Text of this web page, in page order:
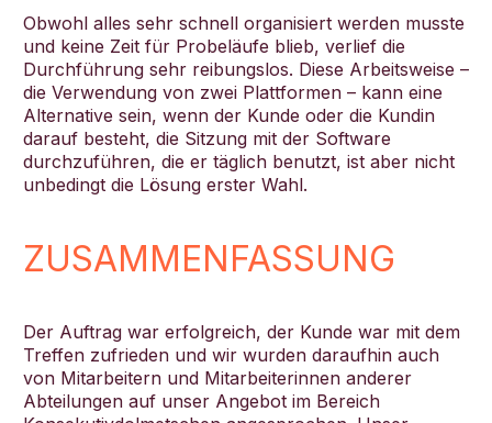
Obwohl alles sehr schnell organisiert werden musste
und keine Zeit für Probeläufe blieb, verlief die
Durchführung sehr reibungslos. Diese Arbeitsweise –
die Verwendung von zwei Plattformen – kann eine
Alternative sein, wenn der Kunde oder die Kundin
darauf besteht, die Sitzung mit der Software
durchzuführen, die er täglich benutzt, ist aber nicht
unbedingt die Lösung erster Wahl.
ZUSAMMENFASSUNG
Der Auftrag war erfolgreich, der Kunde war mit dem
Treffen zufrieden und wir wurden daraufhin auch
von Mitarbeitern und Mitarbeiterinnen anderer
Abteilungen auf unser Angebot im Bereich